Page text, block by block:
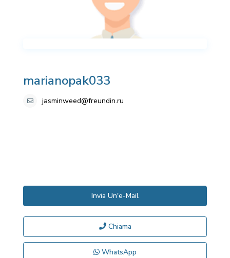
marianopak033
jasminweed@freundin.ru
Invia Un'e-Mail
Chiama
WhatsApp